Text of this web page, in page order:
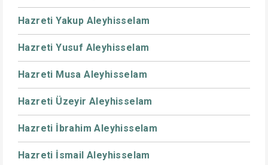
Hazreti Yakup Aleyhisselam
Hazreti Yusuf Aleyhisselam
Hazreti Musa Aleyhisselam
Hazreti Üzeyir Aleyhisselam
Hazreti İbrahim Aleyhisselam
Hazreti İsmail Aleyhisselam